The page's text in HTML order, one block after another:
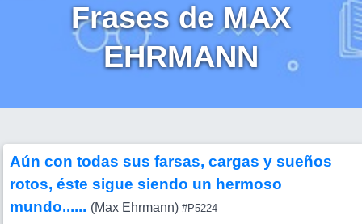
Frases de MAX
EHRMANN
Aún con todas sus farsas, cargas y sueños
rotos, éste sigue siendo un hermoso
mundo...... (Max Ehrmann) #P5224